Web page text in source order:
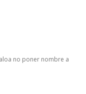
no poner nombre a